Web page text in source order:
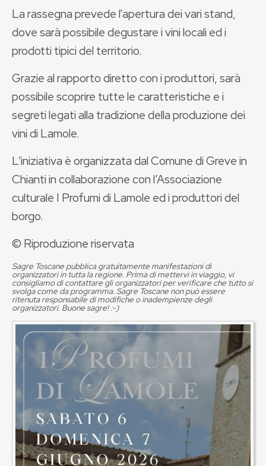
La rassegna prevede l'apertura dei vari stand,
dove sarà possibile degustare i vini locali ed i
prodotti tipici del territorio.
Grazie al rapporto diretto con i produttori, sarà
possibile scoprire tutte le caratteristiche e i
segreti legati alla tradizione della produzione dei
vini di Lamole.
L'iniziativa è organizzata dal Comune di Greve in
Chianti in collaborazione con l’Associazione
culturale I Profumi di Lamole ed i produttori del
borgo.
© Riproduzione riservata
Sagre Toscane pubblica gratuitamente manifestazioni di
organizzatori in tutta la regione. Prima di mettervi in viaggio, vi
consigliamo di contattare gli organizzatori per verificare che tutto si
svolga come da programma. Sagre Toscane non può essere
ritenuta responsabile di modifiche o inadempienze degli
organizzatori. Buone sagre! :-)